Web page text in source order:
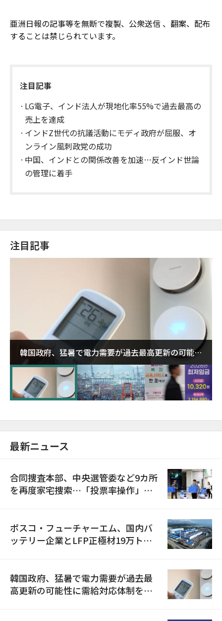
亜洲日報の記事等を無断で複製、公衆送信 、翻案、配布
することは禁じられています。
注目記事
LG電子、インド法人が現地化率55%で過去最高の
売上を達成
インドZ世代の抗議活動にモディ政府が屈服、オ
ンライン風刺政党の成功
中国、インドとの関係改善を加速…反インド世論
の管理に着手
注目記事
韓国政府、猛暑で電力需要が過去最高更新の可能性
に需給対応体制を点検
最新ニュース
合同捜査本部、中央選管委など9カ所
を再度家宅捜索…「投票率操作」の
ポスコ・フューチャーエム、国内バ
ッテリー企業とLFP正極材19万トン
韓国政府、猛暑で電力需要が過去最
高更新の可能性に需給対応体制を点